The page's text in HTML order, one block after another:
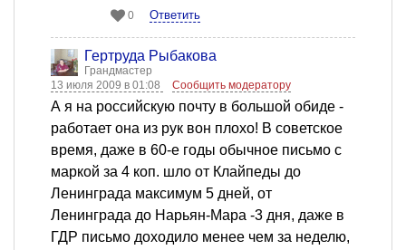
0 Ответить
Гертруда Рыбакова
Грандмастер
13 июля 2009 в 01:08
Сообщить модератору
А я на российскую почту в большой обиде -
работает она из рук вон плохо! В советское
время, даже в 60-е годы обычное письмо с
маркой за 4 коп. шло от Клайпеды до
Ленинграда максимум 5 дней, от
Ленинграда до Нарьян-Мара -3 дня, даже в
ГДР письмо доходило менее чем за неделю,